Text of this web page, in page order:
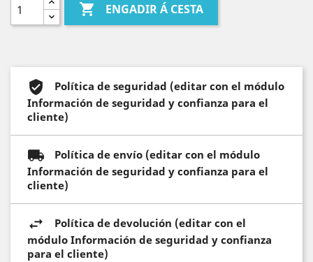
 ENGADIR Á CESTA
Política de seguridad (editar con el módulo
Información de seguridad y confianza para el
cliente)
Política de envío (editar con el módulo
Información de seguridad y confianza para el
cliente)
Política de devolución (editar con el
módulo Información de seguridad y confianza
para el cliente)